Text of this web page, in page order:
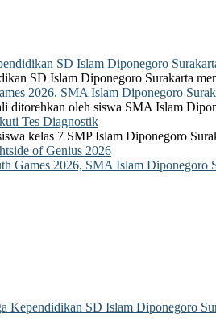
SD Islam Diponegoro
SD Islam Diponegoro Surakarta
2026, SMA Islam Diponegoro
ditorehkan oleh siswa SMA Islam
Tes Diagnostik
kelas 7 SMP Islam Diponegoro
of Genius 2026
Games 2026, SMA Islam Diponegoro
Kependidikan SD Islam Diponegoro